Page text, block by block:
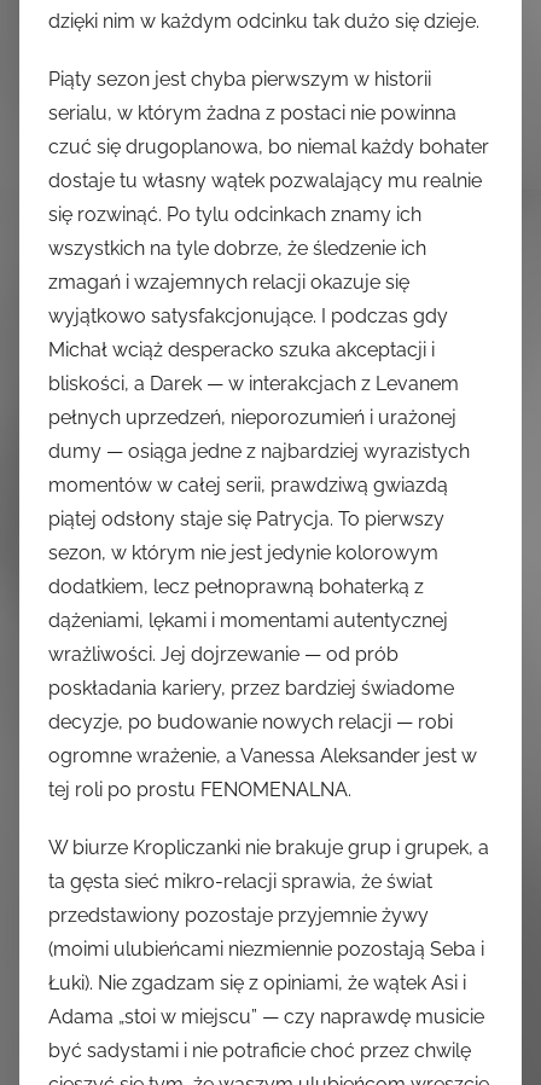
dzięki nim w każdym odcinku tak dużo się dzieje.
Piąty sezon jest chyba pierwszym w historii
serialu, w którym żadna z postaci nie powinna
czuć się drugoplanowa, bo niemal każdy bohater
dostaje tu własny wątek pozwalający mu realnie
się rozwinąć. Po tylu odcinkach znamy ich
wszystkich na tyle dobrze, że śledzenie ich
zmagań i wzajemnych relacji okazuje się
wyjątkowo satysfakcjonujące. I podczas gdy
Michał wciąż desperacko szuka akceptacji i
bliskości, a Darek — w interakcjach z Levanem
pełnych uprzedzeń, nieporozumień i urażonej
dumy — osiąga jedne z najbardziej wyrazistych
momentów w całej serii, prawdziwą gwiazdą
piątej odsłony staje się Patrycja. To pierwszy
sezon, w którym nie jest jedynie kolorowym
dodatkiem, lecz pełnoprawną bohaterką z
dążeniami, lękami i momentami autentycznej
wrażliwości. Jej dojrzewanie — od prób
poskładania kariery, przez bardziej świadome
decyzje, po budowanie nowych relacji — robi
ogromne wrażenie, a Vanessa Aleksander jest w
tej roli po prostu FENOMENALNA.
W biurze Kropliczanki nie brakuje grup i grupek, a
ta gęsta sieć mikro-relacji sprawia, że świat
przedstawiony pozostaje przyjemnie żywy
(moimi ulubieńcami niezmiennie pozostają Seba i
Łuki). Nie zgadzam się z opiniami, że wątek Asi i
Adama „stoi w miejscu” — czy naprawdę musicie
być sadystami i nie potraficie choć przez chwilę